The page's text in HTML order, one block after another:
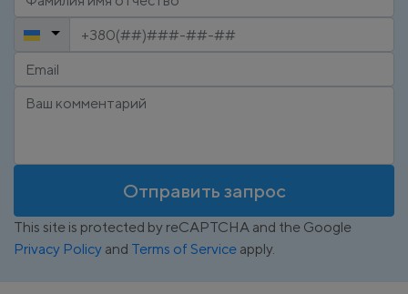
Отправить запрос
This site is protected by reCAPTCHA and the Google
Privacy Policy and Terms of Service apply.